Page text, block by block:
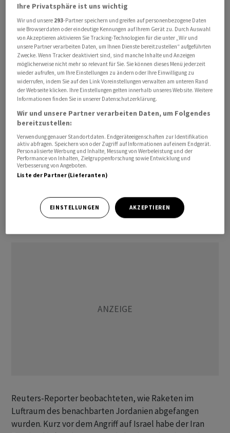
seien. Die iranischen Revolutionsgarden gaben bekannt,
dass der Iran Dutzende Raketen abgefeuert habe.
Sollte Israel Vergeltung üben, werde die Antwort
Teherans «noch vernichtender und verheerender» sein.
Nur kurze Zeit später gab das israelische Militär
Entwarnung und erklärte, die Israelis könnten ihre
Schutzräume verlassen.
Der israelische Militärsprecher Daniel Hagari teilte mit,
ihm seien keine Verletzungen infolge der iranischen
Raketenangriffe bekannt. Er beschrieb den Angriff
dennoch als ernsthaft und kündigte Konsequenzen an.
Ort, Zeitpunkt und Umfang liess er aber offen. Ein
hochrangiger iranischer Beamter sagte der
Raketenangriff auf Israel sei vom Obersten Führer des
Landes, Ajatollah Ali Chamenei, erteilt worden.
Reuters-Reporter beobachteten, wie Raketen im
Luftraum des benachbarten Jordanien abgefangen
wurden. Kurz vor dem Angriff auf Israel habe der Iran
Ihre Privatsphäre ist uns wichtig
Wir und unsere 293-Partner speichern und greifen auf personenbezogene Daten
wie Browserdaten oder eindeutige Kennungen auf Ihrem Gerät zu. Durch Auswahl
von Akzeptieren aktivieren Sie Tracking-Technologien für die unter „Wir und
unsere Partner verarbeiten Daten, um Ihnen Dienste bereitzustellen“ aufgeführten
Zwecke. Wenn Tracker deaktiviert sind, sind manche Inhalte und Anzeigen
möglicherweise nicht mehr so relevant für Sie. Sie können dieses Menü jederzeit
wieder aufrufen, um Ihre Einstellungen zu ändern oder Ihre Einwilligung zu
widerrufen, indem Sie auf den Link Voreinstellungen verwalten am unteren Rand
der Webseite klicken. Ihre Einstellungen gelten innerhalb unseres Website. Weitere
Informationen finden Sie in unserer Datenschutzerklärung.
Wir und unsere Partner verarbeiten Daten, um Folgendes
bereitzustellen:
Verwendung genauer Standortdaten. Endgeräteeigenschaften zur Identifikation
aktiv abfragen. Speichern von oder Zugriff auf Informationen auf einem Endgerät.
Personalisierte Werbung und Inhalte, Messung von Werbeleistung und der
Performance von Inhalten, Zielgruppenforschung sowie Entwicklung und
Verbesserung von Angeboten.
Liste der Partner (Lieferanten)
EINSTELLUNGEN AKZEPTIEREN